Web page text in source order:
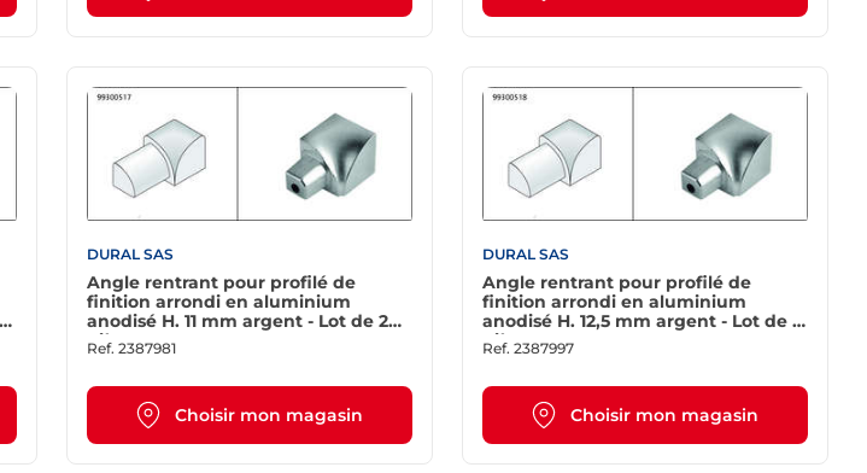
DURAL SAS
Angle rentrant pour profilé de
finition arrondi en aluminium
anodisé H. 11 mm argent - Lot de 2
pièces
Ref. 2387981
Choisir mon magasin
DURAL SAS
Angle rentrant pour profilé de
finition arrondi en aluminium
anodisé H. 12,5 mm argent - Lot de 2
pièces
Ref. 2387997
Choisir mon magasin